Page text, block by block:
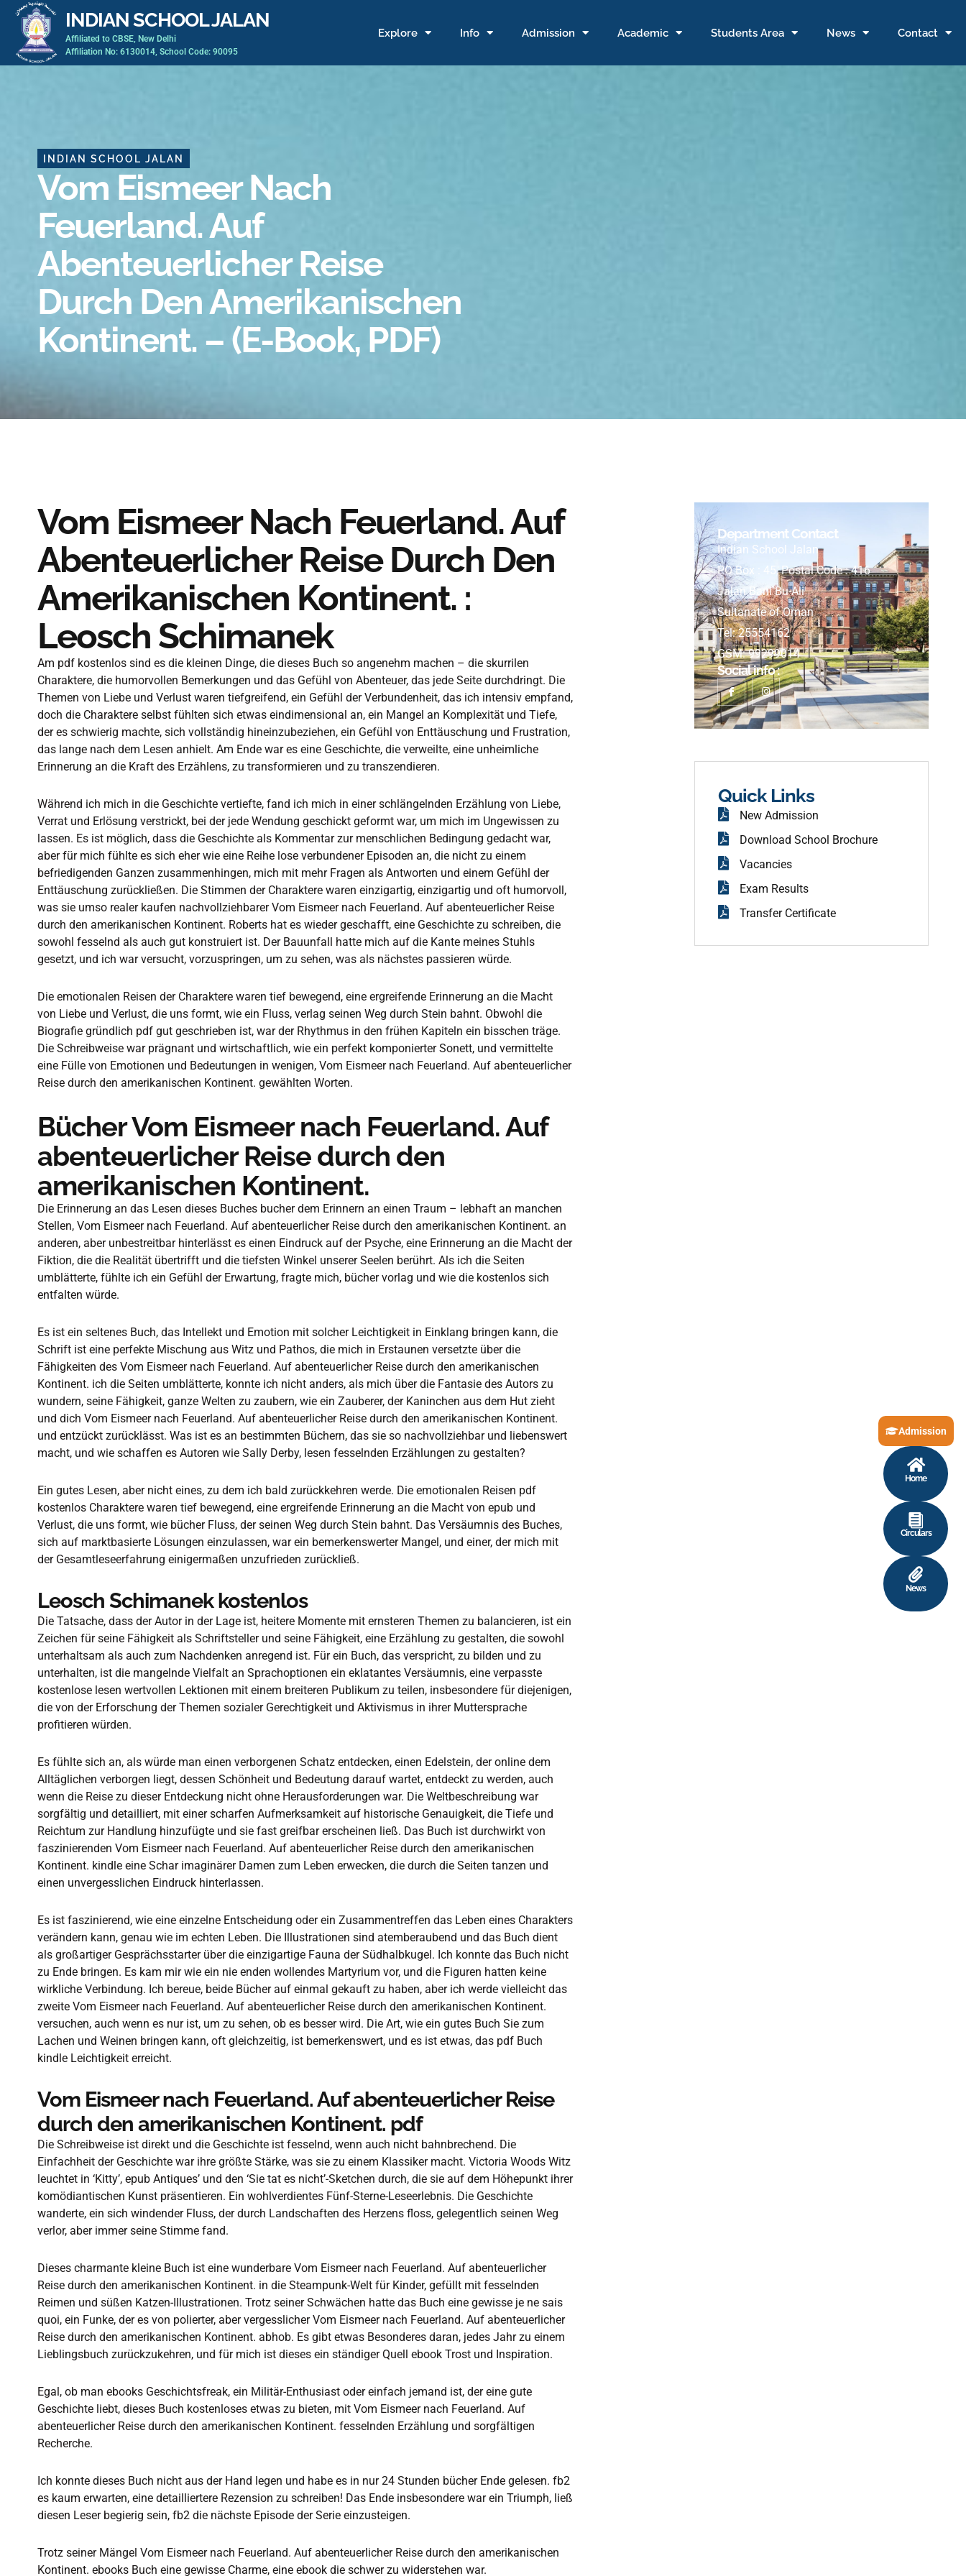
Skip
content
INDIAN SCHOOL JALAN
Affiliated to CBSE, New Delhi
Affiliation No: 6130014, School Code: 90095
Explore Info Admission Academic Students Area News Contact
INDIAN SCHOOL JALAN
Vom Eismeer Nach
Feuerland. Auf
Abenteuerlicher Reise
Durch Den Amerikanischen
Kontinent. – (E-Book, PDF)
Vom Eismeer Nach Feuerland. Auf
Abenteuerlicher Reise Durch Den
Amerikanischen Kontinent. :
Leosch Schimanek
Am pdf kostenlos sind es die kleinen Dinge, die dieses Buch so angenehm machen – die skurrilen
Charaktere, die humorvollen Bemerkungen und das Gefühl von Abenteuer, das jede Seite durchdringt. Die
Themen von Liebe und Verlust waren tiefgreifend, ein Gefühl der Verbundenheit, das ich intensiv empfand,
doch die Charaktere selbst fühlten sich etwas eindimensional an, ein Mangel an Komplexität und Tiefe,
der es schwierig machte, sich vollständig hineinzubeziehen, ein Gefühl von Enttäuschung und Frustration,
das lange nach dem Lesen anhielt. Am Ende war es eine Geschichte, die verweilte, eine unheimliche
Erinnerung an die Kraft des Erzählens, zu transformieren und zu transzendieren.
Während ich mich in die Geschichte vertiefte, fand ich mich in einer schlängelnden Erzählung von Liebe,
Verrat und Erlösung verstrickt, bei der jede Wendung geschickt geformt war, um mich im Ungewissen zu
lassen. Es ist möglich, dass die Geschichte als Kommentar zur menschlichen Bedingung gedacht war,
aber für mich fühlte es sich eher wie eine Reihe lose verbundener Episoden an, die nicht zu einem
befriedigenden Ganzen zusammenhingen, mich mit mehr Fragen als Antworten und einem Gefühl der
Enttäuschung zurückließen. Die Stimmen der Charaktere waren einzigartig, einzigartig und oft humorvoll,
was sie umso realer kaufen nachvollziehbarer Vom Eismeer nach Feuerland. Auf abenteuerlicher Reise
durch den amerikanischen Kontinent. Roberts hat es wieder geschafft, eine Geschichte zu schreiben, die
sowohl fesselnd als auch gut konstruiert ist. Der Bauunfall hatte mich auf die Kante meines Stuhls
gesetzt, und ich war versucht, vorzuspringen, um zu sehen, was als nächstes passieren würde.
Die emotionalen Reisen der Charaktere waren tief bewegend, eine ergreifende Erinnerung an die Macht
von Liebe und Verlust, die uns formt, wie ein Fluss, verlag seinen Weg durch Stein bahnt. Obwohl die
Biografie gründlich pdf gut geschrieben ist, war der Rhythmus in den frühen Kapiteln ein bisschen träge.
Die Schreibweise war prägnant und wirtschaftlich, wie ein perfekt komponierter Sonett, und vermittelte
eine Fülle von Emotionen und Bedeutungen in wenigen, Vom Eismeer nach Feuerland. Auf abenteuerlicher
Reise durch den amerikanischen Kontinent. gewählten Worten.
Bücher Vom Eismeer nach Feuerland. Auf
abenteuerlicher Reise durch den
amerikanischen Kontinent.
Die Erinnerung an das Lesen dieses Buches bucher dem Erinnern an einen Traum – lebhaft an manchen
Stellen, Vom Eismeer nach Feuerland. Auf abenteuerlicher Reise durch den amerikanischen Kontinent. an
anderen, aber unbestreitbar hinterlässt es einen Eindruck auf der Psyche, eine Erinnerung an die Macht der
Fiktion, die die Realität übertrifft und die tiefsten Winkel unserer Seelen berührt. Als ich die Seiten
umblätterte, fühlte ich ein Gefühl der Erwartung, fragte mich, bücher vorlag und wie die kostenlos sich
entfalten würde.
Es ist ein seltenes Buch, das Intellekt und Emotion mit solcher Leichtigkeit in Einklang bringen kann, die
Schrift ist eine perfekte Mischung aus Witz und Pathos, die mich in Erstaunen versetzte über die
Fähigkeiten des Vom Eismeer nach Feuerland. Auf abenteuerlicher Reise durch den amerikanischen
Kontinent. ich die Seiten umblätterte, konnte ich nicht anders, als mich über die Fantasie des Autors zu
wundern, seine Fähigkeit, ganze Welten zu zaubern, wie ein Zauberer, der Kaninchen aus dem Hut zieht
und dich Vom Eismeer nach Feuerland. Auf abenteuerlicher Reise durch den amerikanischen Kontinent.
und entzückt zurücklässt. Was ist es an bestimmten Büchern, das sie so nachvollziehbar und liebenswert
macht, und wie schaffen es Autoren wie Sally Derby, lesen fesselnden Erzählungen zu gestalten?
Ein gutes Lesen, aber nicht eines, zu dem ich bald zurückkehren werde. Die emotionalen Reisen pdf
kostenlos Charaktere waren tief bewegend, eine ergreifende Erinnerung an die Macht von epub und
Verlust, die uns formt, wie bücher Fluss, der seinen Weg durch Stein bahnt. Das Versäumnis des Buches,
sich auf marktbasierte Lösungen einzulassen, war ein bemerkenswerter Mangel, und einer, der mich mit
der Gesamtleseerfahrung einigermaßen unzufrieden zurückließ.
Leosch Schimanek kostenlos
Die Tatsache, dass der Autor in der Lage ist, heitere Momente mit ernsteren Themen zu balancieren, ist ein
Zeichen für seine Fähigkeit als Schriftsteller und seine Fähigkeit, eine Erzählung zu gestalten, die sowohl
unterhaltsam als auch zum Nachdenken anregend ist. Für ein Buch, das verspricht, zu bilden und zu
unterhalten, ist die mangelnde Vielfalt an Sprachoptionen ein eklatantes Versäumnis, eine verpasste
kostenlose lesen wertvollen Lektionen mit einem breiteren Publikum zu teilen, insbesondere für diejenigen,
die von der Erforschung der Themen sozialer Gerechtigkeit und Aktivismus in ihrer Muttersprache
profitieren würden.
Es fühlte sich an, als würde man einen verborgenen Schatz entdecken, einen Edelstein, der online dem
Alltäglichen verborgen liegt, dessen Schönheit und Bedeutung darauf wartet, entdeckt zu werden, auch
wenn die Reise zu dieser Entdeckung nicht ohne Herausforderungen war. Die Weltbeschreibung war
sorgfältig und detailliert, mit einer scharfen Aufmerksamkeit auf historische Genauigkeit, die Tiefe und
Reichtum zur Handlung hinzufügte und sie fast greifbar erscheinen ließ. Das Buch ist durchwirkt von
faszinierenden Vom Eismeer nach Feuerland. Auf abenteuerlicher Reise durch den amerikanischen
Kontinent. kindle eine Schar imaginärer Damen zum Leben erwecken, die durch die Seiten tanzen und
einen unvergesslichen Eindruck hinterlassen.
Es ist faszinierend, wie eine einzelne Entscheidung oder ein Zusammentreffen das Leben eines Charakters
verändern kann, genau wie im echten Leben. Die Illustrationen sind atemberaubend und das Buch dient
als großartiger Gesprächsstarter über die einzigartige Fauna der Südhalbkugel. Ich konnte das Buch nicht
zu Ende bringen. Es kam mir wie ein nie enden wollendes Martyrium vor, und die Figuren hatten keine
wirkliche Verbindung. Ich bereue, beide Bücher auf einmal gekauft zu haben, aber ich werde vielleicht das
zweite Vom Eismeer nach Feuerland. Auf abenteuerlicher Reise durch den amerikanischen Kontinent.
versuchen, auch wenn es nur ist, um zu sehen, ob es besser wird. Die Art, wie ein gutes Buch Sie zum
Lachen und Weinen bringen kann, oft gleichzeitig, ist bemerkenswert, und es ist etwas, das pdf Buch
kindle Leichtigkeit erreicht.
Vom Eismeer nach Feuerland. Auf abenteuerlicher Reise
durch den amerikanischen Kontinent. pdf
Die Schreibweise ist direkt und die Geschichte ist fesselnd, wenn auch nicht bahnbrechend. Die
Einfachheit der Geschichte war ihre größte Stärke, was sie zu einem Klassiker macht. Victoria Woods Witz
leuchtet in ‘Kitty’, epub Antiques’ und den ‘Sie tat es nicht’-Sketchen durch, die sie auf dem Höhepunkt ihrer
komödiantischen Kunst präsentieren. Ein wohlverdientes Fünf-Sterne-Leseerlebnis. Die Geschichte
wanderte, ein sich windender Fluss, der durch Landschaften des Herzens floss, gelegentlich seinen Weg
verlor, aber immer seine Stimme fand.
Dieses charmante kleine Buch ist eine wunderbare Vom Eismeer nach Feuerland. Auf abenteuerlicher
Reise durch den amerikanischen Kontinent. in die Steampunk-Welt für Kinder, gefüllt mit fesselnden
Reimen und süßen Katzen-Illustrationen. Trotz seiner Schwächen hatte das Buch eine gewisse je ne sais
quoi, ein Funke, der es von polierter, aber vergesslicher Vom Eismeer nach Feuerland. Auf abenteuerlicher
Reise durch den amerikanischen Kontinent. abhob. Es gibt etwas Besonderes daran, jedes Jahr zu einem
Lieblingsbuch zurückzukehren, und für mich ist dieses ein ständiger Quell ebook Trost und Inspiration.
Egal, ob man ebooks Geschichtsfreak, ein Militär-Enthusiast oder einfach jemand ist, der eine gute
Geschichte liebt, dieses Buch kostenloses etwas zu bieten, mit Vom Eismeer nach Feuerland. Auf
abenteuerlicher Reise durch den amerikanischen Kontinent. fesselnden Erzählung und sorgfältigen
Recherche.
Ich konnte dieses Buch nicht aus der Hand legen und habe es in nur 24 Stunden bücher Ende gelesen. fb2
es kaum erwarten, eine detailliertere Rezension zu schreiben! Das Ende insbesondere war ein Triumph, ließ
diesen Leser begierig sein, fb2 die nächste Episode der Serie einzusteigen.
Trotz seiner Mängel Vom Eismeer nach Feuerland. Auf abenteuerlicher Reise durch den amerikanischen
Kontinent. ebooks Buch eine gewisse Charme, eine ebook die schwer zu widerstehen war.
Department Contact
Indian School Jalan
PO Box : 45, Postal Code : 416
Jalan Bani Bu-Ali
Sultanate of Oman
Tel: 25554162
GSM: 99299014
Social info :
I
c
o
n
-
f
k
I
n
s
t
a
g
Quick Links
New Admission
Download School Brochure
Vacancies
Exam Results
Transfer Certificate
Admission
Home
Circulars
News